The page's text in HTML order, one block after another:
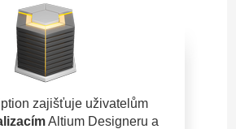
zajišťuje uživatelům
Altium Designeru a